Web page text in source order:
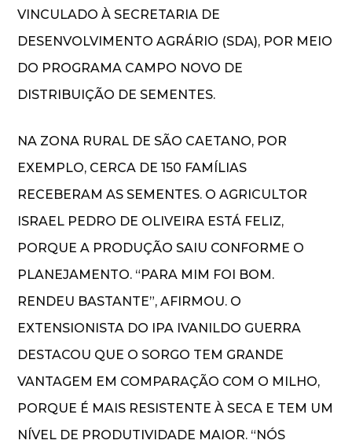
VINCULADO À SECRETARIA DE
DESENVOLVIMENTO AGRÁRIO (SDA), POR MEIO
DO PROGRAMA CAMPO NOVO DE
DISTRIBUIÇÃO DE SEMENTES.
NA ZONA RURAL DE SÃO CAETANO, POR
EXEMPLO, CERCA DE 150 FAMÍLIAS
RECEBERAM AS SEMENTES. O AGRICULTOR
ISRAEL PEDRO DE OLIVEIRA ESTÁ FELIZ,
PORQUE A PRODUÇÃO SAIU CONFORME O
PLANEJAMENTO. “PARA MIM FOI BOM.
RENDEU BASTANTE”, AFIRMOU. O
EXTENSIONISTA DO IPA IVANILDO GUERRA
DESTACOU QUE O SORGO TEM GRANDE
VANTAGEM EM COMPARAÇÃO COM O MILHO,
PORQUE É MAIS RESISTENTE À SECA E TEM UM
NÍVEL DE PRODUTIVIDADE MAIOR. “NÓS